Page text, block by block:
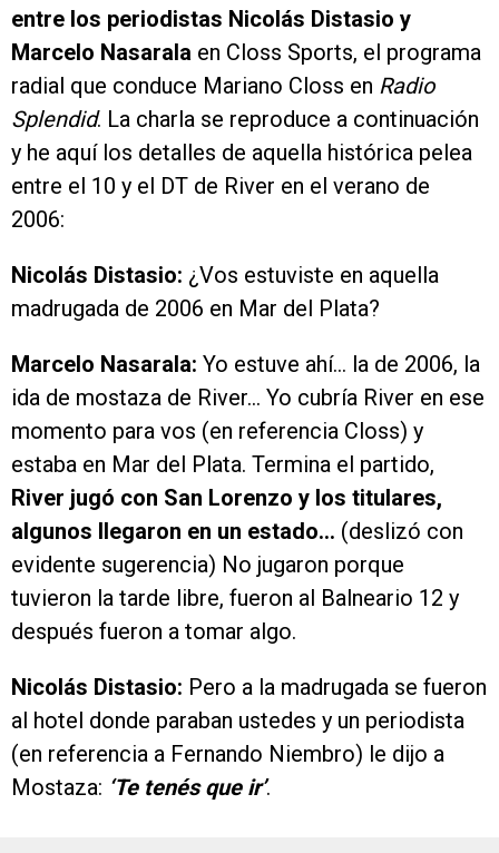
entre los periodistas Nicolás Distasio y
Marcelo Nasarala en Closs Sports, el programa
radial que conduce Mariano Closs en Radio
Splendid. La charla se reproduce a continuación
y he aquí los detalles de aquella histórica pelea
entre el 10 y el DT de River en el verano de
2006:
Nicolás Distasio: ¿Vos estuviste en aquella
madrugada de 2006 en Mar del Plata?
Marcelo Nasarala: Yo estuve ahí… la de 2006, la
ida de mostaza de River… Yo cubría River en ese
momento para vos (en referencia Closs) y
estaba en Mar del Plata. Termina el partido,
River jugó con San Lorenzo y los titulares,
algunos llegaron en un estado… (deslizó con
evidente sugerencia) No jugaron porque
tuvieron la tarde libre, fueron al Balneario 12 y
después fueron a tomar algo.
Nicolás Distasio: Pero a la madrugada se fueron
al hotel donde paraban ustedes y un periodista
(en referencia a Fernando Niembro) le dijo a
Mostaza: ‘Te tenés que ir’.